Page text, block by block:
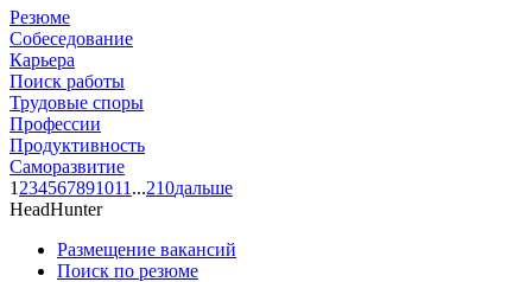
Резюме
Собеседование
Карьера
Поиск работы
Трудовые споры
Профессии
Продуктивность
Саморазвитие
1 234567891011 ...210дальше
HeadHunter
Размещение вакансий
Поиск по резюме